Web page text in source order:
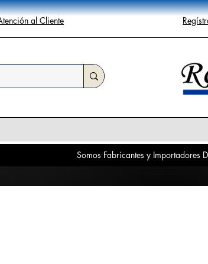
al Cliente
Somos Fabricantes y Importadores